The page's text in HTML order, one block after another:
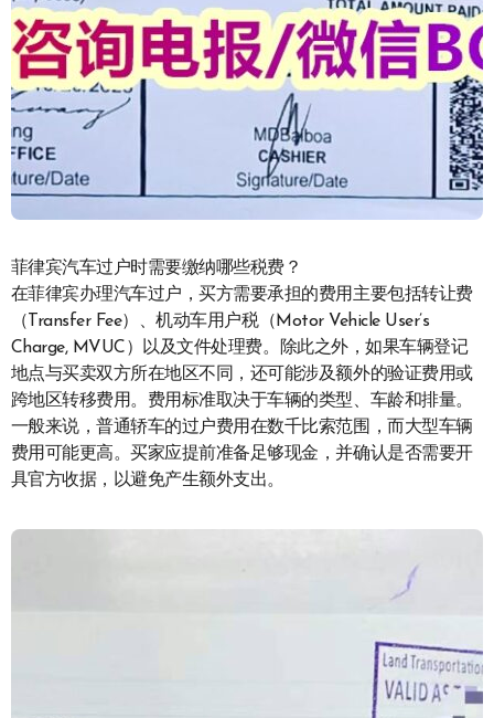
菲律宾汽车过户时需要缴纳哪些税费？
在菲律宾办理汽车过户，买方需要承担的费用主要包括转让费
（Transfer Fee）、机动车用户税（Motor Vehicle User’s
Charge, MVUC）以及文件处理费。除此之外，如果车辆登记
地点与买卖双方所在地区不同，还可能涉及额外的验证费用或
跨地区转移费用。费用标准取决于车辆的类型、车龄和排量。
一般来说，普通轿车的过户费用在数千比索范围，而大型车辆
费用可能更高。买家应提前准备足够现金，并确认是否需要开
具官方收据，以避免产生额外支出。